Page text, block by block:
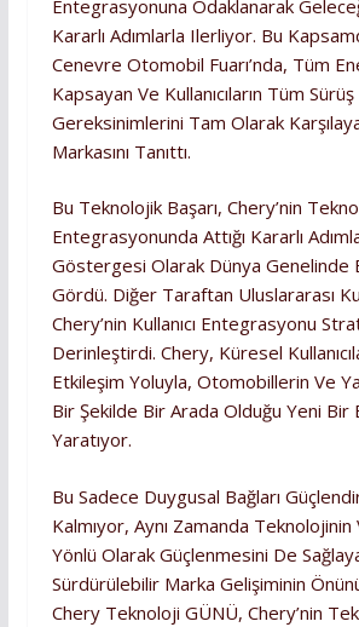
Entegrasyonuna Odaklanarak
Kararlı Adımlarla Ilerliyor. Bu
Cenevre Otomobil Fuarı’nda, Tüm
Kapsayan Ve Kullanıcıların Tüm Sürüş
Gereksinimlerini Tam Olarak
Markasını Tanıttı.
Bu Teknolojik Başarı, Chery’nin
Entegrasyonunda Attığı Kararlı
Göstergesi Olarak Dünya Genelinde
Gördü. Diğer Taraftan Uluslararası
Chery’nin Kullanıcı Entegrasyonu
Derinleştirdi. Chery, Küresel
Etkileşim Yoluyla, Otomobillerin Ve
Bir Şekilde Bir Arada Olduğu Yeni Bir
Yaratıyor.
Bu Sadece Duygusal Bağları
Kalmıyor, Aynı Zamanda Teknolojinin
Yönlü Olarak Güçlenmesini De
Sürdürülebilir Marka Gelişiminin
Chery Teknoloji GÜNÜ, Chery’nin